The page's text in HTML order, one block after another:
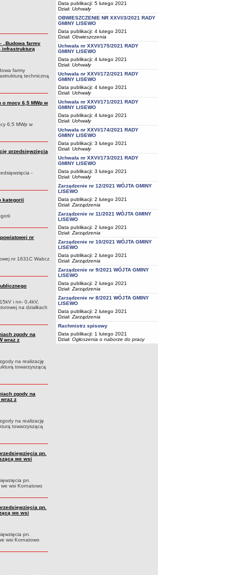
„Budowa farmy
infrastrukturą
farmy
techniczną
mocy 6,5 MWp w
6,5 MWp w
przedsięwzięcia
-
kategorii
nr
nr 1631C Wabcz
i nn- 0,4kV,
na działkach
zgody na
wraz z
na realizację
towarzyszącą
zgody na
z
na realizację
towarzyszącą
pn.
we wsi
pn.
wsi Kornatowo
pn.
we wsi
pn.
wsi Kornatowo
Data publikacji: 5 lutego 2021
Dział: Uchwały
OBWIESZCZENIE NR XXVI/3/2021 RADY
GMINY LISEWO
Data publikacji: 4 lutego 2021
Dział: Obwieszczenia
Uchwała nr XXVI/175/2021 RADY
GMINY LISEWO
Data publikacji: 4 lutego 2021
Dział: Uchwały
Uchwała nr XXVI/172/2021 RADY
GMINY LISEWO
Data publikacji: 4 lutego 2021
Dział: Uchwały
Uchwała nr XXVI/171/2021 RADY
GMINY LISEWO
Data publikacji: 4 lutego 2021
Dział: Uchwały
Uchwała nr XXVI/174/2021 RADY
GMINY LISEWO
Data publikacji: 3 lutego 2021
Dział: Uchwały
Uchwała nr XXVI/173/2021 RADY
GMINY LISEWO
Data publikacji: 3 lutego 2021
Dział: Uchwały
Zarządzenie nr 12/2021 WÓJTA GMINY
LISEWO
Data publikacji: 2 lutego 2021
Dział: Zarządzenia
Zarządzenie nr 11/2021 WÓJTA GMINY
LISEWO
Data publikacji: 2 lutego 2021
Dział: Zarządzenia
Zarządzenie nr 10/2021 WÓJTA GMINY
LISEWO
Data publikacji: 2 lutego 2021
Dział: Zarządzenia
Zarządzenie nr 9/2021 WÓJTA GMINY
LISEWO
Data publikacji: 2 lutego 2021
Dział: Zarządzenia
Zarządzenie nr 8/2021 WÓJTA GMINY
LISEWO
Data publikacji: 2 lutego 2021
Dział: Zarządzenia
Rachmistrz spisowy
Data publikacji: 1 lutego 2021
Dział: Ogłoszenia o naborze do pracy